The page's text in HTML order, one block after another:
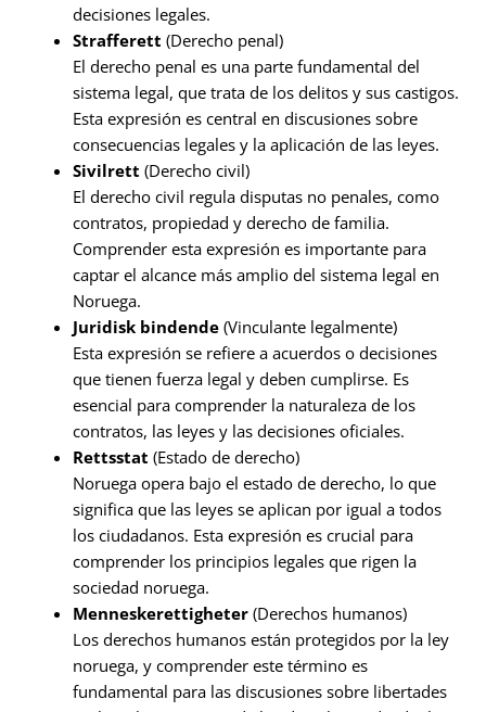
decisiones legales.
Strafferett (Derecho penal)
El derecho penal es una parte fundamental del
sistema legal, que trata de los delitos y sus castigos.
Esta expresión es central en discusiones sobre
consecuencias legales y la aplicación de las leyes.
Sivilrett (Derecho civil)
El derecho civil regula disputas no penales, como
contratos, propiedad y derecho de familia.
Comprender esta expresión es importante para
captar el alcance más amplio del sistema legal en
Noruega.
Juridisk bindende (Vinculante legalmente)
Esta expresión se refiere a acuerdos o decisiones
que tienen fuerza legal y deben cumplirse. Es
esencial para comprender la naturaleza de los
contratos, las leyes y las decisiones oficiales.
Rettsstat (Estado de derecho)
Noruega opera bajo el estado de derecho, lo que
significa que las leyes se aplican por igual a todos
los ciudadanos. Esta expresión es crucial para
comprender los principios legales que rigen la
sociedad noruega.
Menneskerettigheter (Derechos humanos)
Los derechos humanos están protegidos por la ley
noruega, y comprender este término es
fundamental para las discusiones sobre libertades